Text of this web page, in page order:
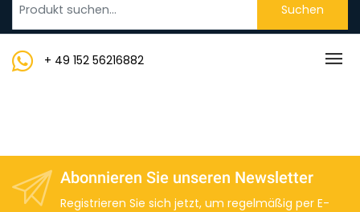
Suchen
+ 49 152 56216882
Abonnieren Sie unseren Newsletter
Registrieren Sie sich jetzt, um regelmäßig per E-